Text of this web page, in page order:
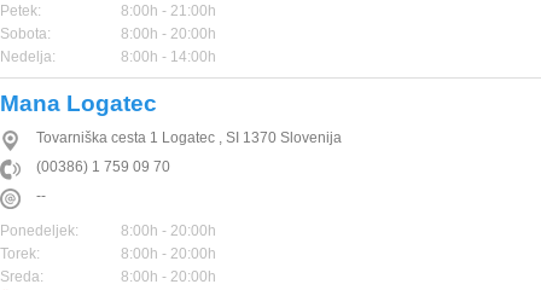
Petek:
8:00h - 21:00h
Sobota:
8:00h - 20:00h
Nedelja:
8:00h - 14:00h
Mana Logatec
Tovarniška cesta 1 Logatec , SI 1370 Slovenija
(00386) 1 759 09 70
--
Ponedeljek:
8:00h - 20:00h
Torek:
8:00h - 20:00h
Sreda:
8:00h - 20:00h